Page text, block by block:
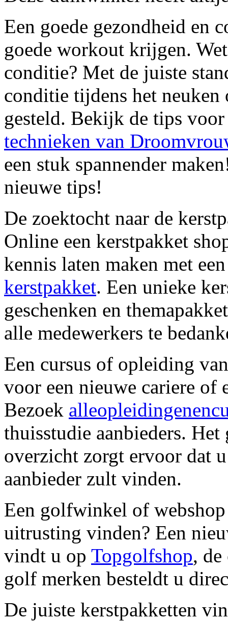
Een goede gezondheid en
goede workout krijgen.
conditie? Met de juiste
conditie tijdens het
gesteld. Bekijk de tips
technieken van
een stuk spannender
nieuwe tips!
De zoektocht naar de
Online een kerstpakket
kennis laten maken met
kerstpakket. Een unieke
geschenken en
alle medewerkers te
Een cursus of opleiding
voor een nieuwe cariere of
Bezoek
thuisstudie aanbieders.
overzicht zorgt ervoor dat
aanbieder zult vinden.
Een golfwinkel of
uitrusting vinden? Een
vindt u op Topgolfshop,
golf merken besteldt u
De juiste kerstpakketten